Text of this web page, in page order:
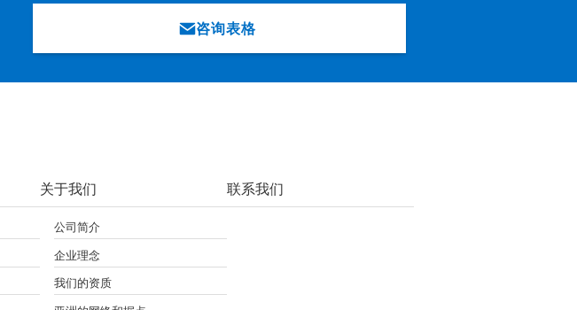
咨询表格
关于我们
公司简介
企业理念
我们的资质
联系我们